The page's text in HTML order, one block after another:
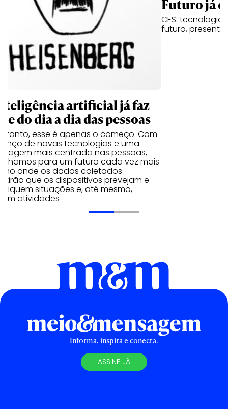
artificial já faz
do dia a dia das pessoas
esse é apenas o começo. Com
de novas tecnologias e uma
mais centrada nas pessoas,
para um futuro cada vez mais
onde os dados coletados
que os dispositivos prevejam e
situações e, até mesmo,
atividades
Futuro já
CES:
futuro, presente
Informa, inspira e conecta.
ASSINE JÁ